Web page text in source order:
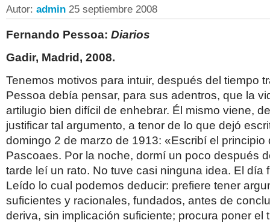
Autor: admin 25 septiembre 2008
Fernando Pessoa: Diarios
Gadir, Madrid, 2008.
Tenemos motivos para intuir, después del tiempo
Pessoa debía pensar, para sus adentros, que la
artilugio bien difícil de enhebrar. Él mismo viene,
justificar tal argumento, a tenor de lo que dejó
domingo 2 de marzo de 1913: «Escribí el principio
Pascoaes. Por la noche, dormí un poco después
tarde leí un rato. No tuve casi ninguna idea. El día
Leído lo cual podemos deducir: prefiere tener
suficientes y racionales, fundados, antes de
deriva, sin implicación suficiente; procura poner el